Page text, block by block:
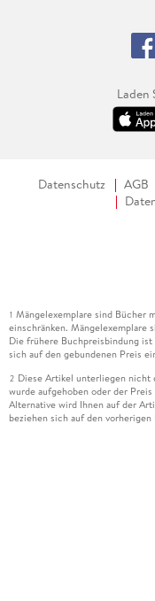
Laden
Datenschutz AGB
1 Mängelexemplare sind Bücher
einschränken. Mängelexemplare
Die frühere Buchpreisbindung ist
sich auf den gebundenen Preis
2 Diese Artikel unterliegen nicht
wurde aufgehoben oder der
Alternative wird Ihnen auf der
beziehen sich auf den vorherigen